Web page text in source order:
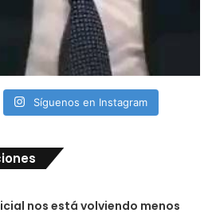
Síguenos en Instagram
nos está volviendo menos